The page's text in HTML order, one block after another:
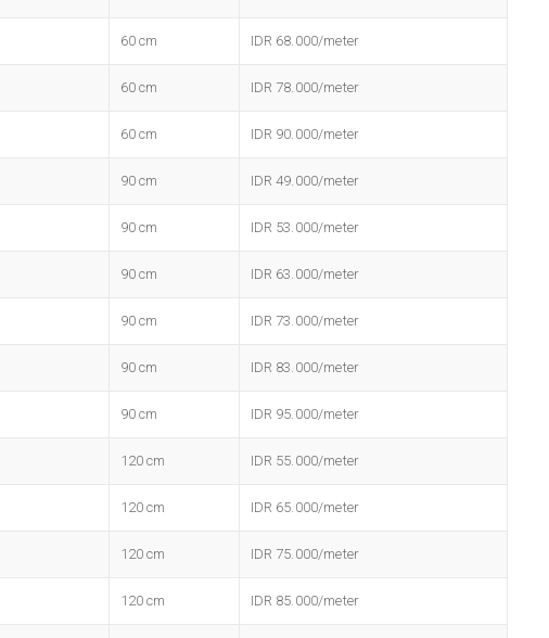
60 cm IDR 68.000/meter
60 cm IDR 78.000/meter
60 cm IDR 90.000/meter
90 cm IDR 49.000/meter
90 cm IDR 53.000/meter
90 cm IDR 63.000/meter
90 cm IDR 73.000/meter
90 cm IDR 83.000/meter
90 cm IDR 95.000/meter
120 cm IDR 55.000/meter
120 cm IDR 65.000/meter
120 cm IDR 75.000/meter
120 cm IDR 85.000/meter